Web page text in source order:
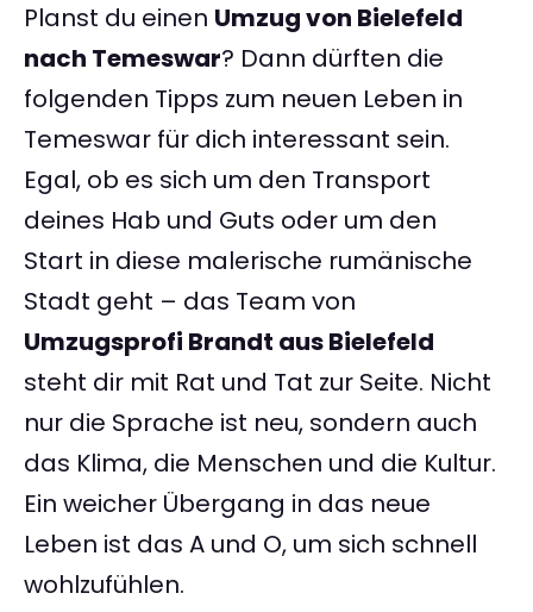
Planst du einen Umzug von Bielefeld
nach Temeswar? Dann dürften die
folgenden Tipps zum neuen Leben in
Temeswar für dich interessant sein.
Egal, ob es sich um den Transport
deines Hab und Guts oder um den
Start in diese malerische rumänische
Stadt geht – das Team von
Umzugsprofi Brandt aus Bielefeld
steht dir mit Rat und Tat zur Seite. Nicht
nur die Sprache ist neu, sondern auch
das Klima, die Menschen und die Kultur.
Ein weicher Übergang in das neue
Leben ist das A und O, um sich schnell
wohlzufühlen.